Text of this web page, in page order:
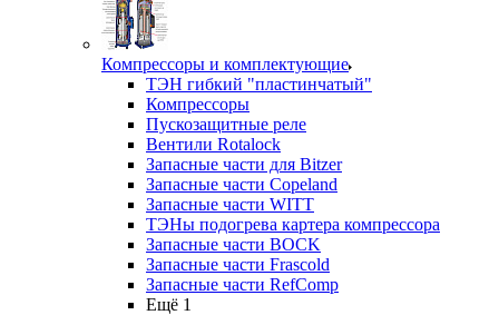
Компрессоры и комплектующие
ТЭН гибкий "пластинчатый"
Компрессоры
Пускозащитные реле
Вентили Rotalock
Запасные части для Bitzer
Запасные части Copeland
Запасные части WITT
ТЭНы подогрева картера компрессора
Запасные части BOCK
Запасные части Frascold
Запасные части RefComp
Ещё 1